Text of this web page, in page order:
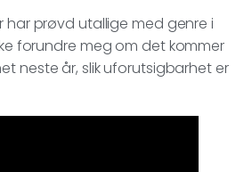
har prøvd utallige med genre i
forundre meg om det kommer
neste år, slik uforutsigbarhet er